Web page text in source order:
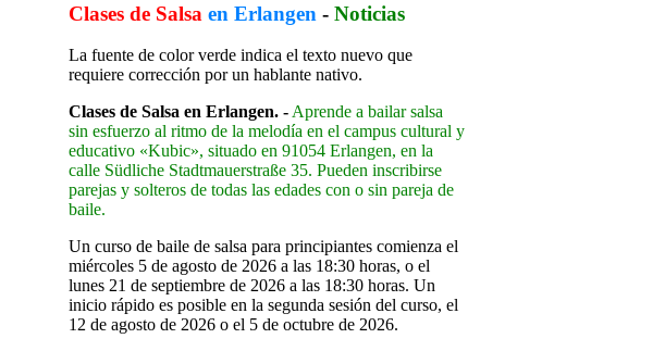
Clases de Salsa en Erlangen - Noticias
La fuente de color verde indica el texto nuevo que
requiere corrección por un hablante nativo.
Clases de Salsa en Erlangen. - Aprende a bailar salsa
sin esfuerzo al ritmo de la melodía en el campus cultural y
educativo «Kubic», situado en 91054 Erlangen, en la
calle Südliche Stadtmauerstraße 35. Pueden inscribirse
parejas y solteros de todas las edades con o sin pareja de
baile.
Un curso de baile de salsa para principiantes comienza el
miércoles 5 de agosto de 2026 a las 18:30 horas, o el
lunes 21 de septiembre de 2026 a las 18:30 horas. Un
inicio rápido es posible en la segunda sesión del curso, el
12 de agosto de 2026 o el 5 de octubre de 2026.